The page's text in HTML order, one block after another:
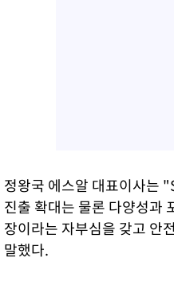
정왕국 에스알 대표이사는
진출 확대는 물론 다양성과
장이라는 자부심을 갖고 안
말했다.